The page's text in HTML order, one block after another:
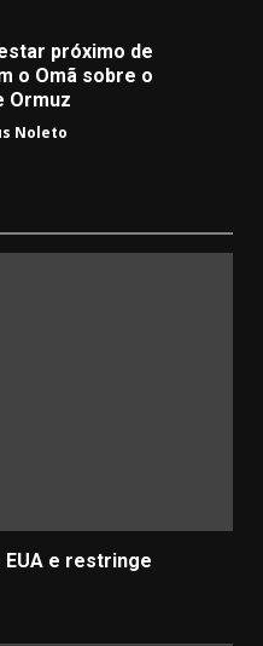
próximo de
o Omã sobre o
Ormuz
Noleto
EUA e restringe